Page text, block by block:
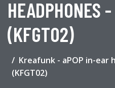
HEADPHONES
(KFGT02)
Kreafunk - aPOP in-ear
(KFGT02)